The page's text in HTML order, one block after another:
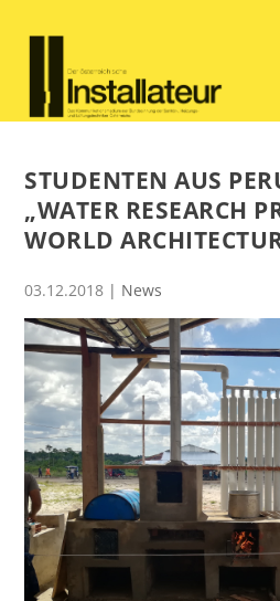
STUDENTEN AUS
„WATER RESEARCH
WORLD
03.12.2018 | News